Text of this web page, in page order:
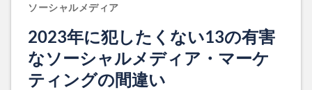
ソーシャルメディア
2023年に犯したくない13の有害
なソーシャルメディア・マーケ
ティングの間違い